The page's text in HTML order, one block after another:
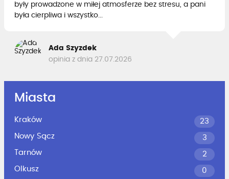
były prowadzone w miłej atmosferze bez stresu, a pani
była cierpliwa i wszystko...
Ada Szyzdek
opinia z dnia 27.07.2026
Miasta
Kraków
23
Nowy Sącz
3
Tarnów
2
Olkusz
0